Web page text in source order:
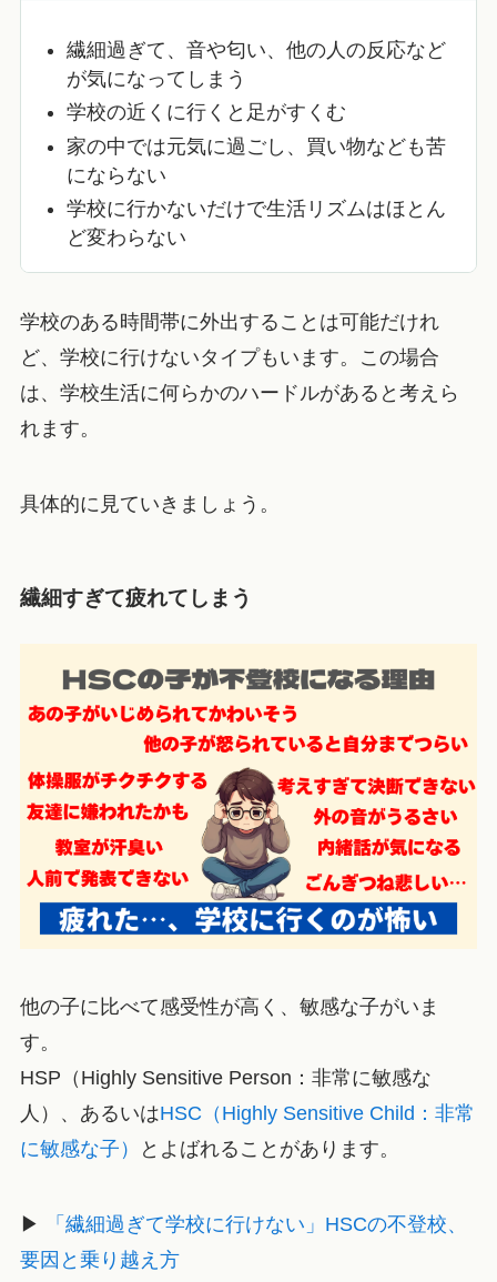
繊細過ぎて、音や匂い、他の人の反応など
が気になってしまう
学校の近くに行くと足がすくむ
家の中では元気に過ごし、買い物なども苦
にならない
学校に行かないだけで生活リズムはほとん
ど変わらない
学校のある時間帯に外出することは可能だけれ
ど、学校に行けないタイプもいます。この場合
は、学校生活に何らかのハードルがあると考えら
れます。
具体的に見ていきましょう。
繊細すぎて疲れてしまう
他の子に比べて感受性が高く、敏感な子がいま
す。
HSP（Highly Sensitive Person：非常に敏感な
人）、あるいはHSC（Highly Sensitive Child：非常
に敏感な子）
とよばれることがあります。
▶
「繊細過ぎて学校に行けない」HSCの不登校、
要因と乗り越え方